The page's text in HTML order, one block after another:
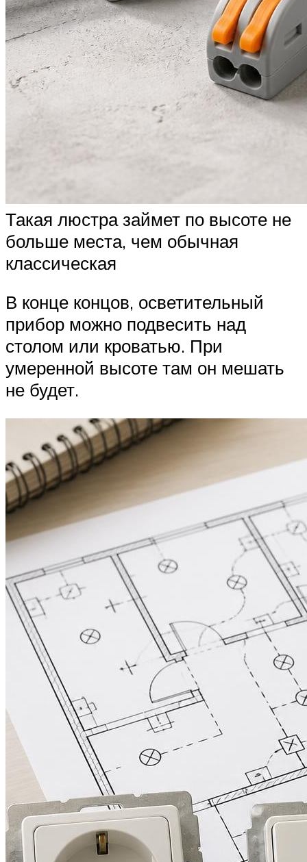
Такая люстра займет по высоте не
больше места, чем обычная
классическая
В конце концов, осветительный
прибор можно подвесить над
столом или кроватью. При
умеренной высоте там он мешать
не будет.